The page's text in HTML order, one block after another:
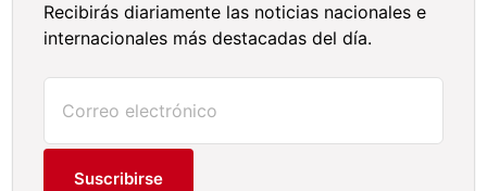
Recibirás diariamente las noticias nacionales e
internacionales más destacadas del día.
Suscribirse